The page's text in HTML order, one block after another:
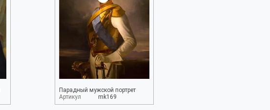
Парадный мужской портрет
Артикул
mk169